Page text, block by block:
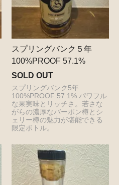
スプリングバンク５年
100%PROOF 57.1%
SOLD OUT
スプリングバンク5年
100%PROOF 57.1% パワフル
な果実味とリッチさ。若さな
がらの濃厚なバーボン樽とシ
ェリー樽の魅力が堪能できる
限定ボトル。